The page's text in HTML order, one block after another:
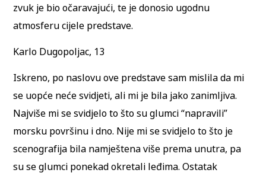
zvuk je bio očaravajući, te je donosio ugodnu
atmosferu cijele predstave.
Karlo Dugopoljac, 13
Iskreno, po naslovu ove predstave sam mislila da mi
se uopće neće svidjeti, ali mi je bila jako zanimljiva.
Najviše mi se svidjelo to što su glumci “napravili”
morsku površinu i dno. Nije mi se svidjelo to što je
scenografija bila namještena više prema unutra, pa
su se glumci ponekad okretali leđima. Ostatak